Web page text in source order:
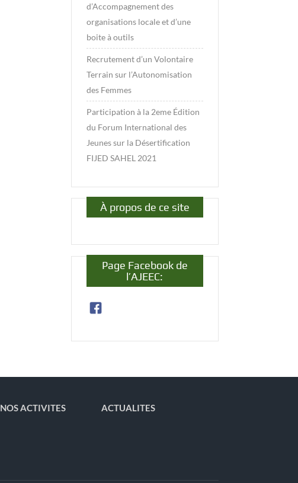
d’Accompagnement des
organisations locale et d’une
boite à outils
Recrutement d’un Volontaire
Terrain sur l’Autonomisation
des Femmes
Participation à la 2eme Édition
du Forum International des
Jeunes sur la Désertification
FIJED SAHEL 2021
À propos de ce site
Page Facebook de
l’AJEEC:
NOS ACTIVITES ACTUALITES